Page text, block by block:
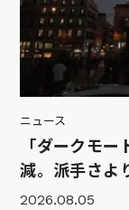
ニュース
「ダークモ
減。派手さよ
2026.08.05